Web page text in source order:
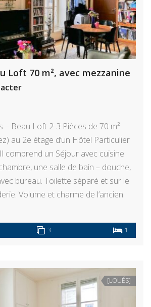
Loft 70 m², avec mezzanine
– Beau Loft 2-3 Pièces de 70 m²
au 2e étage d’un Hôtel Particulier
comprend un Séjour avec cuisine
une salle de bain – douche,
bureau. Toilette séparé et sur le
Volume et charme de l’ancien.
3 1
[LOUÉS]